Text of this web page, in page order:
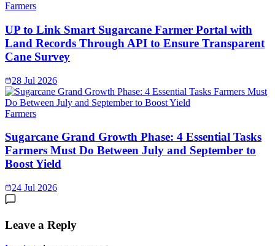
Farmers
UP to Link Smart Sugarcane Farmer Portal with
Land Records Through API to Ensure Transparent
Cane Survey
28 Jul 2026
Farmers
Sugarcane Grand Growth Phase: 4 Essential Tasks
Farmers Must Do Between July and September to
Boost Yield
24 Jul 2026
Leave a Reply